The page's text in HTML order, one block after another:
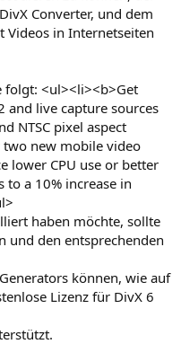
Converter, und dem
Videos in Internetseiten
folgt: <ul><li><b>Get
and live capture sources
NTSC pixel aspect
new mobile video
lower CPU use or better
a 10% increase in
haben möchte, sollte
und den entsprechenden
können, wie auf
Lizenz für DivX 6